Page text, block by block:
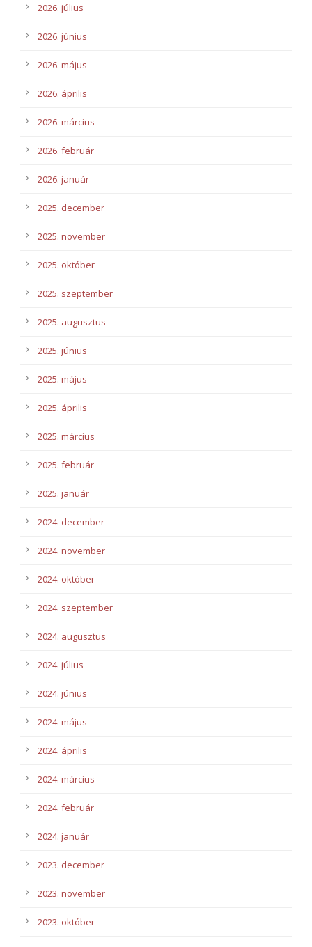
2026. július
2026. június
2026. május
2026. április
2026. március
2026. február
2026. január
2025. december
2025. november
2025. október
2025. szeptember
2025. augusztus
2025. június
2025. május
2025. április
2025. március
2025. február
2025. január
2024. december
2024. november
2024. október
2024. szeptember
2024. augusztus
2024. július
2024. június
2024. május
2024. április
2024. március
2024. február
2024. január
2023. december
2023. november
2023. október